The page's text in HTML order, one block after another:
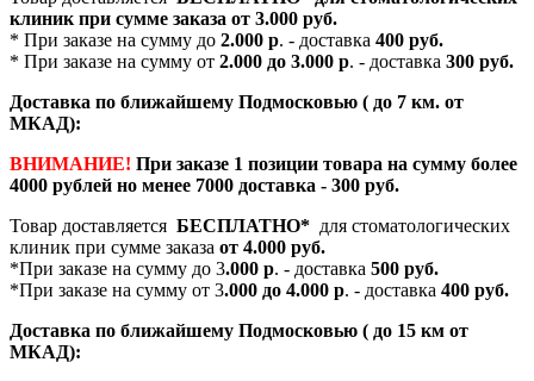
клиник при сумме заказа от 3.000 руб.
* При заказе на сумму до 2.000 р. - доставка 400 руб.
* При заказе на сумму от 2.000 до 3.000 р. - доставка 300 руб.
Доставка по ближайшему Подмосковью ( до 7 км. от
МКАД):
ВНИМАНИЕ! При заказе 1 позиции товара на сумму более
4000 рублей но менее 7000 доставка - 300 руб.
Товар доставляется БЕСПЛАТНО* для стоматологических
клиник при сумме заказа от 4.000 руб.
*При заказе на сумму до 3.000 р. - доставка 500 руб.
*При заказе на сумму от 3.000 до 4.000 р. - доставка 400 руб.
Доставка по ближайшему Подмосковью ( до 15 км от
МКАД):